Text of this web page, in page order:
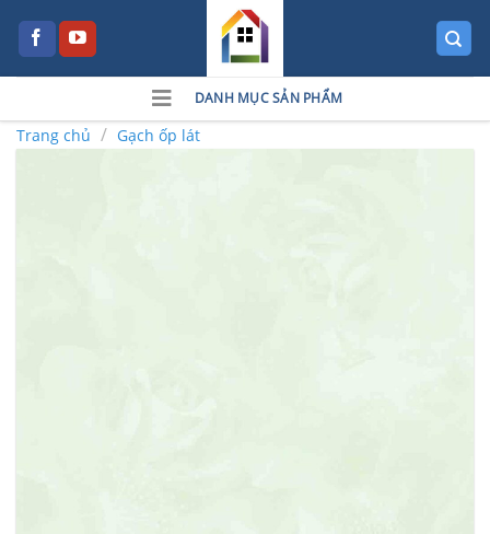
DANH MỤC SẢN PHẨM
Trang chủ / Gạch ốp lát